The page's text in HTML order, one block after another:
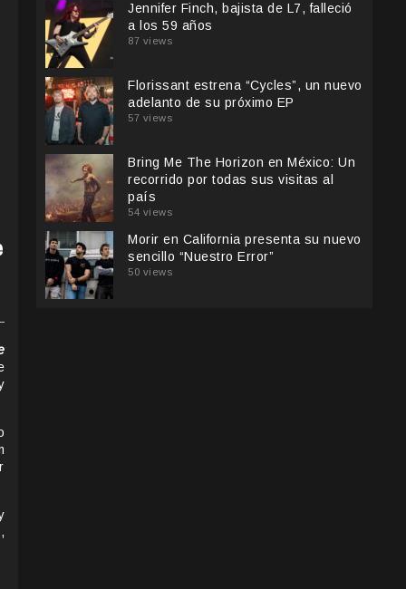
Jennifer Finch, bajista de L7, falleció
a los 59 años
87 views
Florissant estrena “Cycles”, un nuevo
adelanto de su próximo EP
57 views
Bring Me The Horizon en México: Un
recorrido por todas sus visitas al
país
54 views
Morir en California presenta su nuevo
sencillo “Nuestro Error”
50 views